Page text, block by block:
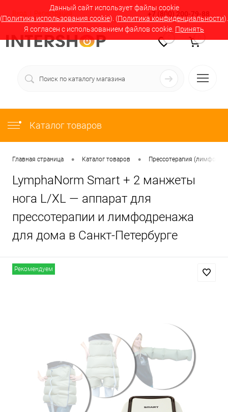
Данный сайт использует файлы cookie
(Политика использования cookie). (Политика конфиденциальности).
Я согласен с использованием файлов cookie. Принять
Вход Регистрация +7 (800) 200-79-88
Каталог товаров
Главная страница • Каталог товаров • Прессотерапия
LymphaNorm Smart + 2 манжеты
нога L/XL — аппарат для
прессотерапии и лимфодренажа
для дома в Санкт-Петербурге
Рекомендуем